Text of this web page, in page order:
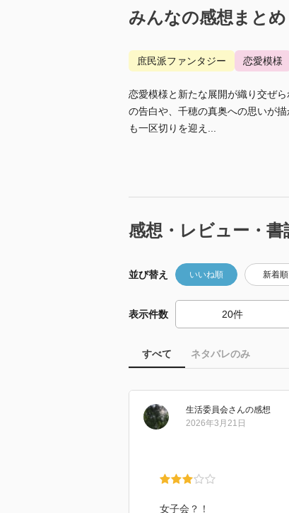
みんなの感想まとめ
庶民派ファンタジー 恋愛模様
恋愛模様と新たな展開が織り交ぜ
の告白や、千穂の真奥への思いが
も一区切りを迎え...
感想・レビュー・書
並び替え いいね順 新着順
表示件数
すべて ネタバレのみ
生活委員会さんの感想
2026年3月21日
女子会？！